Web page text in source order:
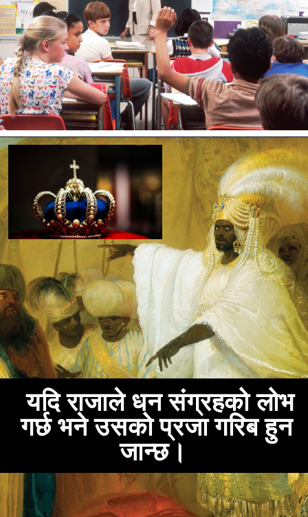
यदि राजाले धन संग्रहको लोभ
गर्छ भने उसको प्रजा गरिब हुन
जान्छ।